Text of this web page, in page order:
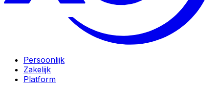
Persoonlijk
Zakelijk
Platform